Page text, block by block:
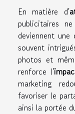
En matière d'
publicitaires
deviennent
souvent
photos et
renforce l'
marketing
favoriser le
ainsi la portée